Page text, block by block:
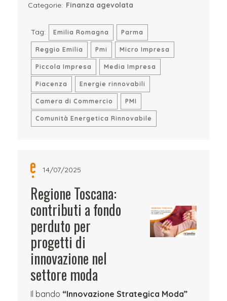
Categorie: Finanza agevolata
Tag: Emilia Romagna Parma
Reggio Emilia Pmi Micro Impresa
Piccola Impresa Media Impresa
Piacenza Energie rinnovabili
Camera di Commercio PMI
Comunità Energetica Rinnovabile
14/07/2025
Regione Toscana:
contributi a fondo
perduto per
progetti di
innovazione nel
settore moda
Il bando “Innovazione Strategica Moda”